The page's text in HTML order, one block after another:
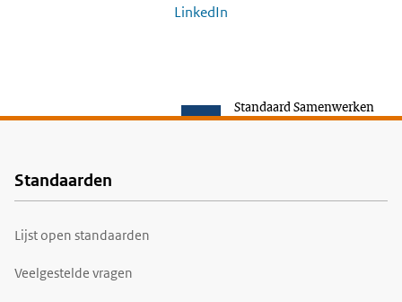
LinkedIn
Standaard Samenwerken
Voet
Standaarden
Lijst open standaarden
Veelgestelde vragen